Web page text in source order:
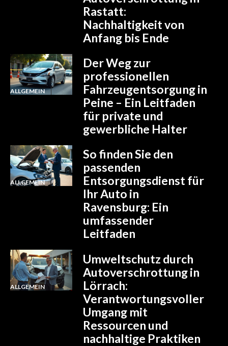
Rastatt:
Nachhaltigkeit von
Anfang bis Ende
ALLGEMEIN
Der Weg zur
professionellen
Fahrzeugentsorgung in
Peine – Ein Leitfaden
für private und
gewerbliche Halter
ALLGEMEIN
So finden Sie den
passenden
Entsorgungsdienst für
Ihr Auto in
Ravensburg: Ein
umfassender
Leitfaden
ALLGEMEIN
Umweltschutz durch
Autoverschrottung in
Lörrach:
Verantwortungsvoller
Umgang mit
Ressourcen und
nachhaltige Praktiken